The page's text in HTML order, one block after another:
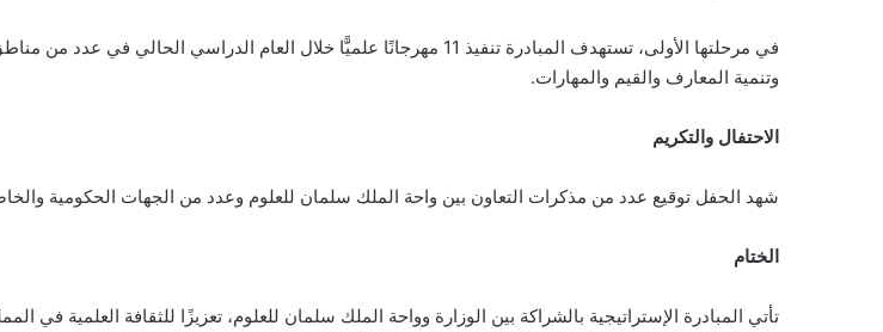
في مرحلتها الأولى، تستهدف المبادرة تنفيذ 11 مهرجانًا علميًّا خلال العام
وتنمية المعارف والقيم والمهارات.
الاحتفال والتكريم
شهد الحفل توقيع عدد من مذكرات التعاون بين واحة الملك سلمان للعلوم وعدد من الجهات الحكومية
الختام
تأتي المبادرة الإستراتيجية بالشراكة بين الوزارة وواحة الملك سلمان للعلوم، تعزيزًا للثقافة العلمية في